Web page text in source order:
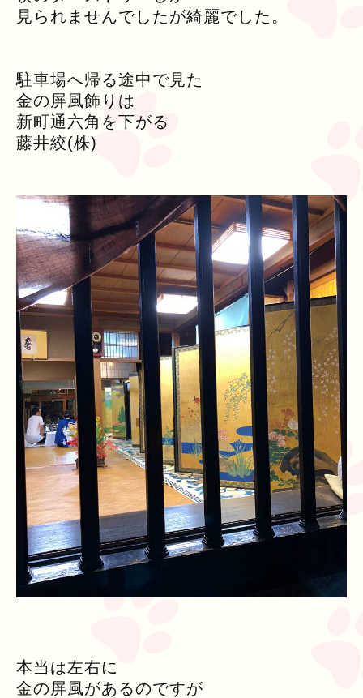
見られませんでしたが綺麗でした。
駐車場へ帰る途中で見た
金の屏風飾りは
新町通六角を下がる
藤井絞(株)
本当は左右に
金の屏風があるのですが